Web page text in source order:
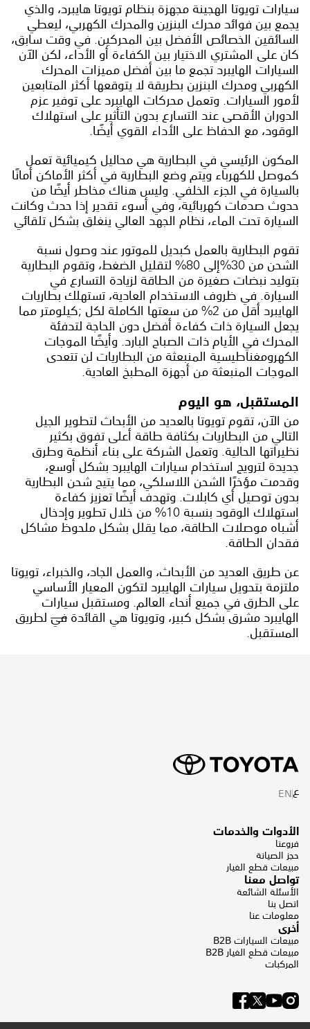
سيارات تويوتا الهجينة مجهزة بنظام تويوتا هايبرد، والذي
يجمع بين فوائد محرك البنزين والمحرك الكهربي، ليعطي
السائقين الخصائص الأفضل بين المحركين. في وقت سابق،
كان على المشتري الاختيار بين الكفاءة أو الأداء، لكن الآن
السيارات الهايبرد تجمع ما بين أفضل مميزات المحرك
الكهربي ومحرك البنزين بطريقة لا يتوقعها أكثر المتابعين
لأمور السيارات. وتعمل محركات الهايبرد على توفير عزم
الدوران الأقصى عند التسارع بدون التأثير على استهلاك
الوقود، مع الحفاظ على الأداء القوي أيضًا.
المكون الرئيسي في البطارية هي محاليل كيميائية تعمل
كموصل للكهرباء ويتم وضع البطارية في أكثر الأماكن أمانًا
بالسيارة في الجزء الخلفي. وليس هناك مخاطر أيضًا من
حدوث صدمات كهربائية، وفي أسوء تقدير إذا حدث وكانت
السيارة تحت الماء، نظام الجهد العالي ينغلق بشكل تلقائي
تقوم البطارية بالعمل كبديل للموتور عند وصول نسبة
الشحن من 30%إلى 80% لتقليل الضغط، وتقوم البطارية
بتوليد نبضات صغيرة من الطاقة لزيادة التسارع في
السيارة. في ظروف الاستخدام العادية، تستهلك بطاريات
الهايبرد أقل من 2% من سعتها الكاملة لكل ;كيلومتر مما
يجعل السيارة ذات كفاءة أفضل دون الحاجة لتدفئة
المحرك في الأيام ذات الصباح البارد. وأيضًا الموجات
الكهرومغناطيسية المنبعثة من البطاريات لن تتعدى
الموجات المنبعثة من أجهزة المطبخ العادية.
المستقبل، هو اليوم
من الآن، تقوم تويوتا بالعديد من الأبحاث لتطوير الجيل
التالي من البطاريات بكثافة طاقة أعلى تفوق بكثير
نظيراتها الحالية. وتعمل الشركة على بناء أنظمة وطرق
جديدة لترويج استخدام سيارات الهايبرد بشكل أوسع،
وقدمت مؤخرًا الشحن اللاسلكي، مما يتيح شحن البطارية
بدون توصيل أي كابلات. وتهدف أيضًا تعزيز كفاءة
استهلاك الوقود بنسبة 10% من خلال تطوير وإدخال
أشباه موصلات الطاقة، مما يقلل بشكل ملحوظ مشاكل
فقدان الطاقة.
عن طريق العديد من الأبحاث، والعمل الجاد، والخبراء، تويوتا
ملتزمة بتحويل سيارات الهايبرد لتكون المعيار الأساسي
على الطرق في جميع أنحاء العالم. ومستقبل سيارات
الهايبرد مشرق بشكل كبير، وتويوتا هي القائدة في لطريق
المستقبل.
عEN
الأدوات والخدمات
فروعنا
حجز الصيانة
مبيعات قطع الغيار
تواصل معنا
الأسئلة الشائعة
اتصل بنا
معلومات عنا
أخرى
مبيعات السيارات B2B
مبيعات قطع الغيار B2B
المركبات